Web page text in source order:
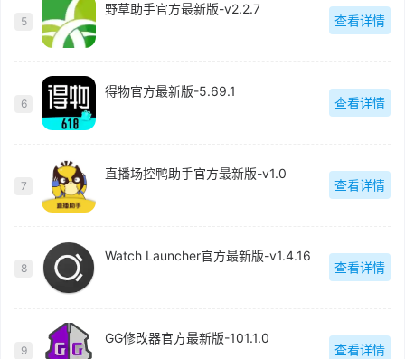
5
野草助手官方最新版-v2.2.7
查看详情
6
得物官方最新版-5.69.1
查看详情
7
直播场控鸭助手官方最新版-v1.0
查看详情
8
Watch Launcher官方最新版-v1.4.16
查看详情
9
GG修改器官方最新版-101.1.0
查看详情